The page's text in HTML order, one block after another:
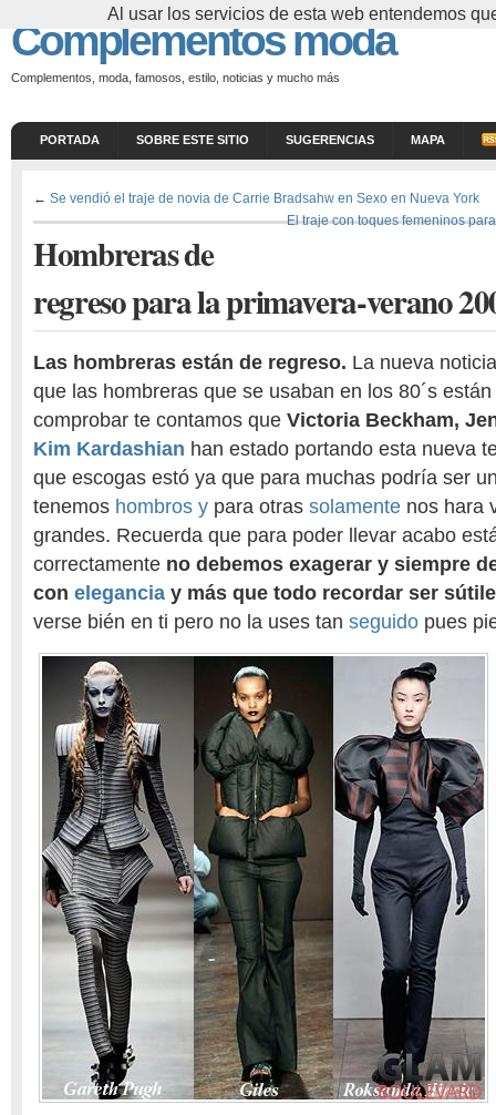
Complementos moda
Complementos, moda, famosos, estilo, noticias y mucho más
PORTADA SOBRE ESTE SITIO SUGERENCIAS MAPA
← Se vendió el traje de novia de Carrie Bradsahw en Sexo en Nueva York
El traje con toques femeninos
Hombreras de
regreso para la primavera-verano
Las hombreras están de regreso. La nueva
que las hombreras que se usaban en los 80´s
comprobar te contamos que Victoria Beckham,
Kim Kardashian han estado portando esta nueva
que escogas estó ya que para muchas podría ser
tenemos hombros y para otras solamente nos hara
grandes. Recuerda que para poder llevar acabo
correctamente no debemos exagerar y siempre
con elegancia y más que todo recordar ser
verse bién en ti pero no la uses tan seguido pues
Al usar los servicios de esta web entendemos